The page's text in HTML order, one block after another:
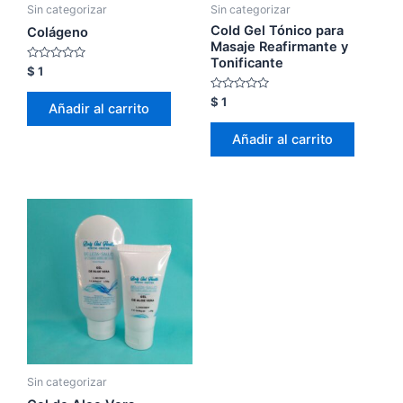
Sin categorizar
Colágeno
Valorado
con
0
$ 1
Añadir al carrito
Sin categorizar
Cold Gel Tónico para
Masaje Reafirmante y
Tonificante
Valorado
con
0
$ 1
Añadir al carrito
Sin categorizar